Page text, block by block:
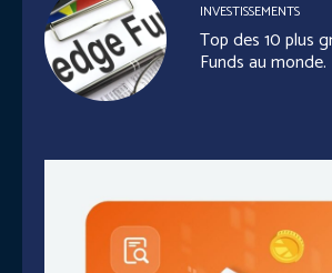
INVESTISSEMENTS
Top des 10 plus
Funds au monde.